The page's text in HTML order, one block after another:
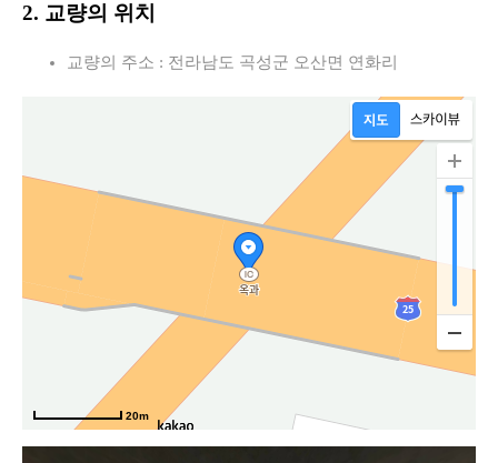
2. 교량의 위치
교량의 주소 : 전라남도 곡성군 오산면 연화리
20m